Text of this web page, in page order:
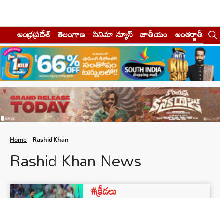
ఆంధ్రప్రదేశ్ తెలంగాణ సినిమా న్యూస్ జాతీయం అంతర్జాతీయం
Home Rashid Khan
Rashid Khan News
#క్రీడలు